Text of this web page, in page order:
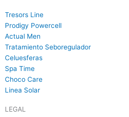
Tresors Line
Prodigy Powercell
Actual Men
Tratamiento Seboregulador
Celuesferas
Spa Time
Choco Care
Linea Solar
LEGAL